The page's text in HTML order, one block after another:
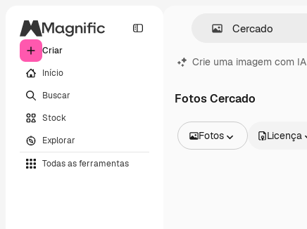
Criar
Início
Buscar
Stock
Explorar
Todas as ferramentas
Crie uma imagem com IA
Fotos Cercado
Fotos Licença